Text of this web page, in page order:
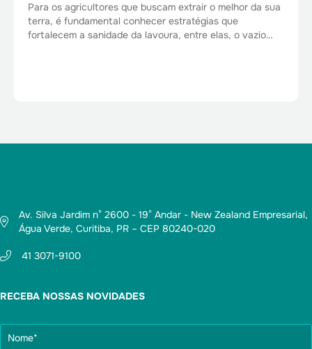
Para os agricultores que buscam extrair o melhor da sua
terra, é fundamental conhecer estratégias que
fortalecem a sanidade da lavoura, entre elas, o vazio…
Av. Silva Jardim n° 2600 - 19° Andar - New Zealand Empresarial,
Água Verde, Curitiba, PR – CEP 80240-020
41 3071-9100
RECEBA NOSSAS NOVIDADES